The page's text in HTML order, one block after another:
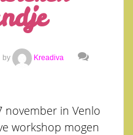
by Kreadiva
november in Venlo
workshop mogen